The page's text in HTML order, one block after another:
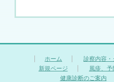
ホーム 診察内容・
新規ページ
風疹、予
健康診断のご案内